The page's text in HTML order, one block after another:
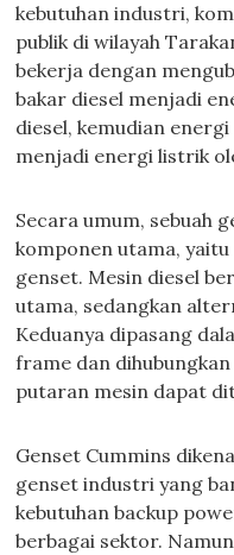
kebutuhan industri,
publik di wilayah
bekerja dengan
bakar diesel menjadi
diesel, kemudian
menjadi energi listrik
Secara umum, sebuah
komponen utama,
genset. Mesin diesel
utama, sedangkan
Keduanya dipasang
frame dan
putaran mesin dapat
Genset Cummins
genset industri yang
kebutuhan backup
berbagai sektor.